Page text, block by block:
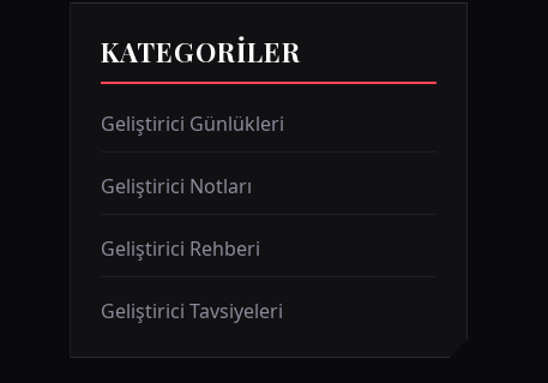
KATEGORILER
Geliştirici Günlükleri
Geliştirici Notları
Geliştirici Rehberi
Geliştirici Tavsiyeleri